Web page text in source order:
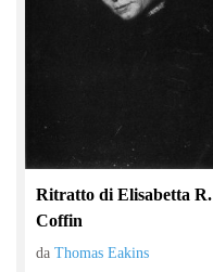
Ritratto di Elisabetta R.
Coffin
daThomas Eakins